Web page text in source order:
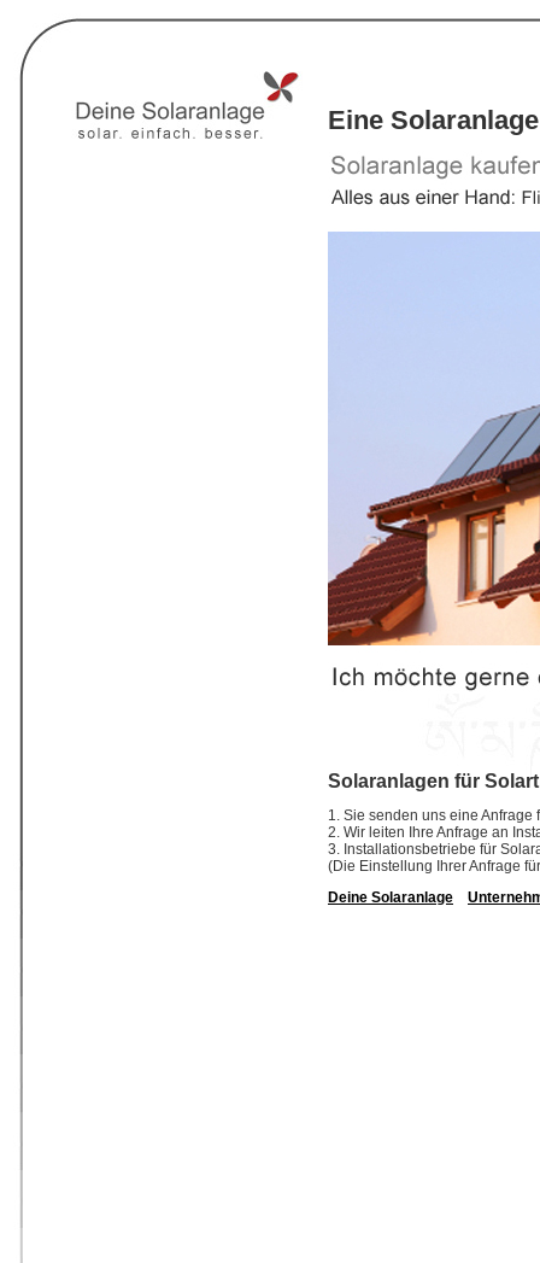
Eine
Solaranlagen für
1. Sie senden uns eine
2. Wir leiten Ihre Anfrage an
3. Installationsbetriebe für
(Die Einstellung Ihrer Anfrage
Deine Solaranlage